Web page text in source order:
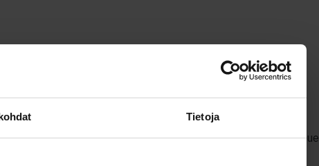
Tietoja
uratarinat
Millaista työskentely Rantalaisella on käytännössä? Lue